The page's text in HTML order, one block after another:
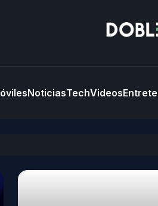
NoticiasTechVideos